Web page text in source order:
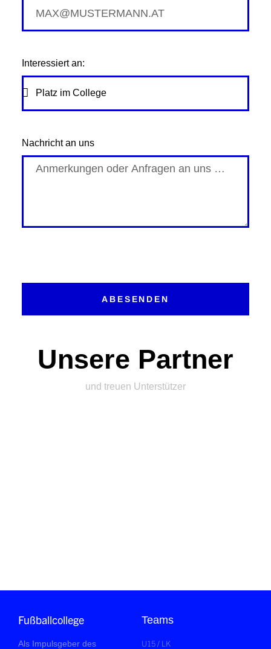
Interessiert an:
Nachricht an uns
ABESENDEN
Unsere Partner
und treuen Unterstützer
Fußballcollege
Als Impulsgeber des
Teams
U15 / LK